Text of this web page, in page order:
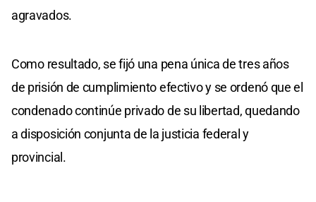
agravados.
Como resultado, se fijó una pena única de tres años
de prisión de cumplimiento efectivo y se ordenó que el
condenado continúe privado de su libertad, quedando
a disposición conjunta de la justicia federal y
provincial.